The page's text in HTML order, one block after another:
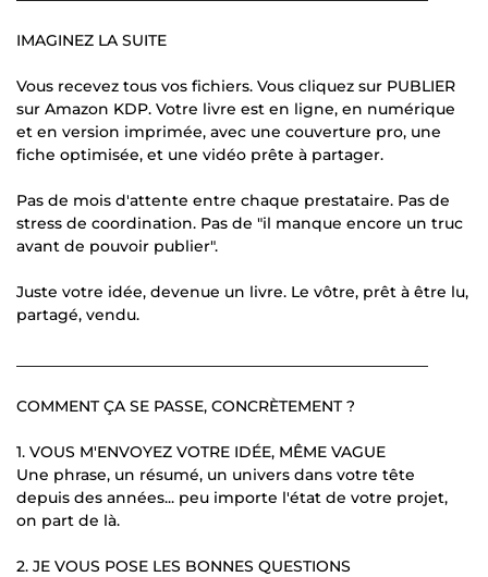
IMAGINEZ LA SUITE
Vous recevez tous vos fichiers. Vous cliquez sur PUBLIER
sur Amazon KDP. Votre livre est en ligne, en numérique
et en version imprimée, avec une couverture pro, une
fiche optimisée, et une vidéo prête à partager.
Pas de mois d'attente entre chaque prestataire. Pas de
stress de coordination. Pas de "il manque encore un truc
avant de pouvoir publier".
Juste votre idée, devenue un livre. Le vôtre, prêt à être lu,
partagé, vendu.
COMMENT ÇA SE PASSE, CONCRÈTEMENT ?
1. VOUS M'ENVOYEZ VOTRE IDÉE, MÊME VAGUE
Une phrase, un résumé, un univers dans votre tête
depuis des années... peu importe l'état de votre projet,
on part de là.
2. JE VOUS POSE LES BONNES QUESTIONS